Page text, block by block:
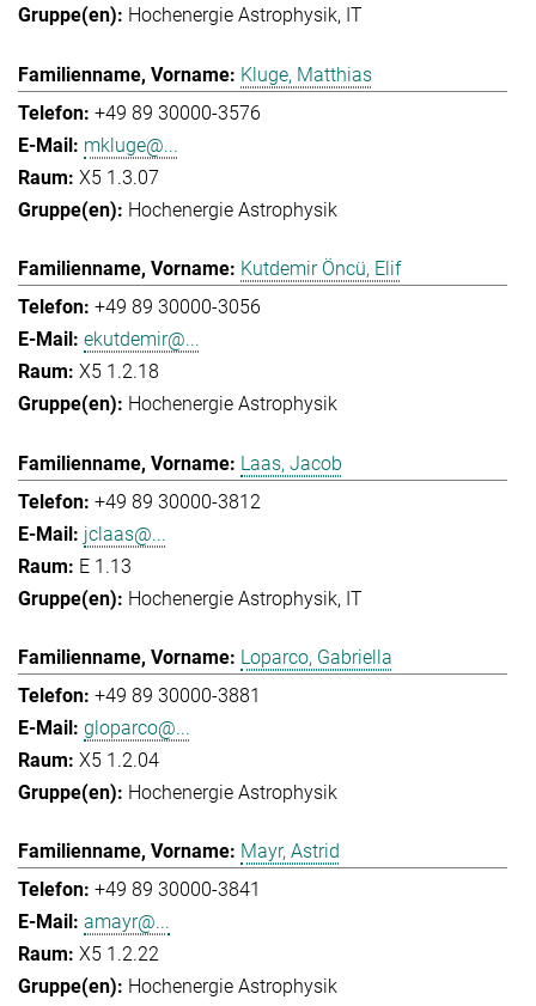
Hochenergie Astrophysik IT
Kluge, Matthias
+49 89 30000-3576
mkluge@...
X5 1.3.07
Hochenergie Astrophysik
Kutdemir Öncü, Elif
+49 89 30000-3056
ekutdemir@...
X5 1.2.18
Hochenergie Astrophysik
Laas, Jacob
+49 89 30000-3812
jclaas@...
E 1.13
Hochenergie Astrophysik IT
Loparco, Gabriella
+49 89 30000-3881
gloparco@...
X5 1.2.04
Hochenergie Astrophysik
Mayr, Astrid
+49 89 30000-3841
amayr@...
X5 1.2.22
Hochenergie Astrophysik